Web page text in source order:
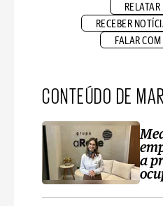
RELATAR
RECEBER
FALAR
CONTEÚDO DE
a